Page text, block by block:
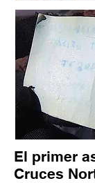
El primer
Cruces